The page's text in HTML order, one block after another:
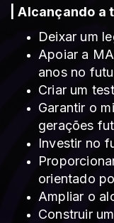
| Alcançando a
Deixar um
Apoiar a
anos no
Criar um
Garantir o
gerações
Investir no
orientado
Ampliar o
Construir